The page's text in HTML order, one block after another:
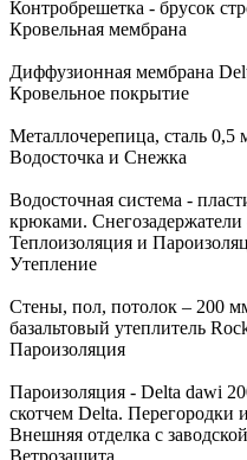
Контробрешетка - брусок
Кровельная мембрана
Диффузионная мембрана
Кровельное покрытие
Металлочерепица, сталь 0,5
Водосточка и Снежка
Водосточная система -
крюками. Снегозадержатели
Теплоизоляция и
Утепление
Стены, пол, потолок – 200
базальтовый утеплитель
Пароизоляция
Пароизоляция - Delta dawi
скотчем Delta. Перегородки
Внешняя отделка с
Ветрозащита